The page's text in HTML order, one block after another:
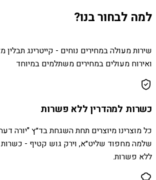
למה לבחור בנו?
שירות מעולה במחירים נוחים - קייטרינג תבלין
ואירוח מעולים במחירים משתלמים במיוחד
כשרות למהדרין ללא פשרות
כל מוצרינו מיוצרים תחת השגחת בד״ץ "יורה
שלמה מחפוד שליט״א, וירק גוש קטיף - כשרות
ללא פשרות.